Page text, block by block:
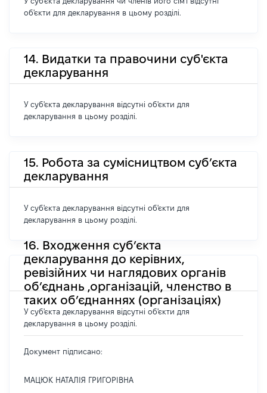
об'єкти для декларування в цьому розділі.
14. Видатки та правочини суб'єкта
декларування
У суб'єкта декларування відсутні об'єкти для
декларування в цьому розділі.
15. Робота за сумісництвом суб’єкта
декларування
У суб'єкта декларування відсутні об'єкти для
декларування в цьому розділі.
16. Входження суб’єкта
декларування до керівних,
ревізійних чи наглядових органів
об’єднань ,організацій, членство в
таких об’єднаннях (організаціях)
У суб'єкта декларування відсутні об'єкти для
декларування в цьому розділі.
Документ підписано:
МАЦЮК НАТАЛІЯ ГРИГОРІВНА